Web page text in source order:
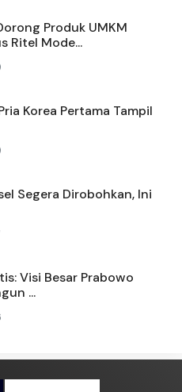
Produk UMKM
Ritel Mode...
Korea Pertama Tampil
Segera Dirobohkan, Ini
Visi Besar Prabowo
...